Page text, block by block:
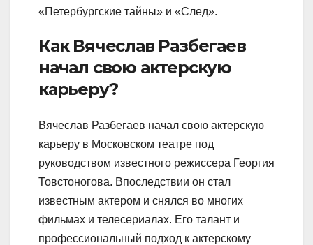
«Петербургские тайны» и «След».
Как Вячеслав Разбегаев
начал свою актерскую
карьеру?
Вячеслав Разбегаев начал свою актерскую
карьеру в Московском театре под
руководством известного режиссера Георгия
Товстоногова. Впоследствии он стал
известным актером и снялся во многих
фильмах и телесериалах. Его талант и
профессиональный подход к актерскому